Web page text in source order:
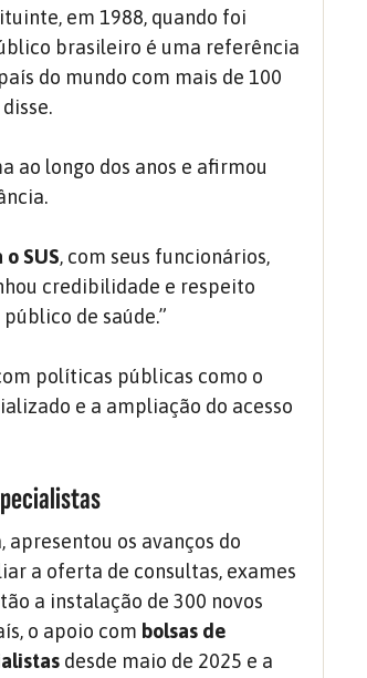
em 1988, quando foi
brasileiro é uma referência
do mundo com mais de 100
ao longo dos anos e afirmou
SUS, com seus funcionários,
credibilidade e respeito
de saúde.”
políticas públicas como o
e a ampliação do acesso
apresentou os avanços do
a oferta de consultas, exames
a instalação de 300 novos
o apoio com bolsas de
desde maio de 2025 e a